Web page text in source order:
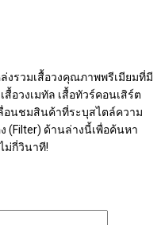
งรวมเสื้อวงคุณภาพพรีเมียมที่มี
สื้อวงเมทัล เสื้อทัวร์คอนเสิร์ต
อนชมสินค้าที่ระบุสไตล์ความ
(Filter) ด้านล่างนี้เพื่อค้นหา
ม่กี่วินาที!